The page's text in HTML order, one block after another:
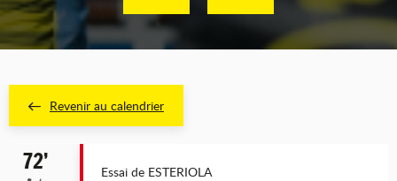
Revenir au calendrier
72’ Essai de ESTERIOLA